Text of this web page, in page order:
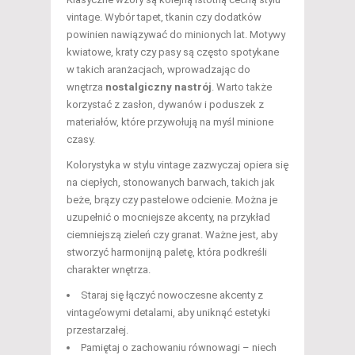
vintage. Wybór tapet, tkanin czy dodatków
powinien nawiązywać do minionych lat. Motywy
kwiatowe, kraty czy pasy są często spotykane
w takich aranżacjach, wprowadzając do
wnętrza nostalgiczny nastrój. Warto także
korzystać z zasłon, dywanów i poduszek z
materiałów, które przywołują na myśl minione
czasy.
Kolorystyka w stylu vintage zazwyczaj opiera się
na ciepłych, stonowanych barwach, takich jak
beże, brązy czy pastelowe odcienie. Można je
uzupełnić o mocniejsze akcenty, na przykład
ciemniejszą zieleń czy granat. Ważne jest, aby
stworzyć harmonijną paletę, która podkreśli
charakter wnętrza.
Staraj się łączyć nowoczesne akcenty z
vintage’owymi detalami, aby uniknąć estetyki
przestarzałej.
Pamiętaj o zachowaniu równowagi – niech